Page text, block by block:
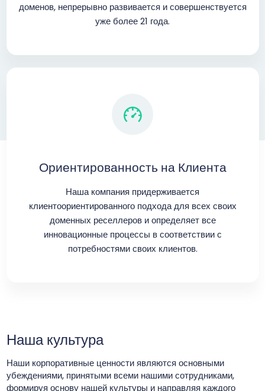
доменов, непрерывно развивается и совершенствуется
уже более 21 года.
Ориентированность на Клиента
Наша компания придерживается
клиентоориентированного подхода для всех своих
доменных реселлеров и определяет все
инновационные процессы в соответствии с
потребностями своих клиентов.
Наша культура
Наши корпоративные ценности являются основными
убеждениями, принятыми всеми нашими сотрудниками,
формируя основу нашей культуры и направляя каждого